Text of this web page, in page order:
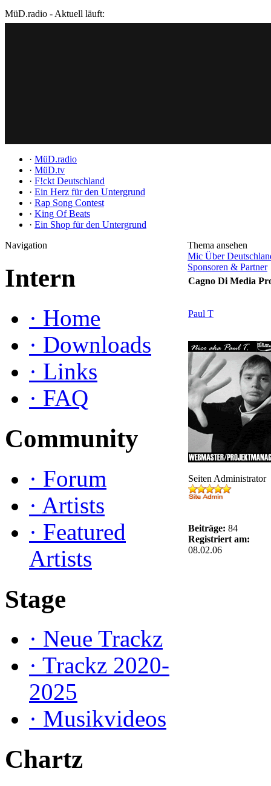
MüD.radio - Aktuell läuft:
· MüD.radio
· MüD.tv
· F!ckt Deutschland
· Ein Herz für den Untergrund
· Rap Song Contest
· King Of Beats
· Ein Shop für den Untergrund
Navigation
Intern
· Home
· Downloads
· Links
· FAQ
Community
· Forum
· Artists
· Featured
Artists
Stage
· Neue Trackz
· Trackz 2020-
2025
· Musikvideos
Chartz
Thema ansehen
Mic Über
Sponsoren & Partner
Cagno Di Media
Paul T
Seiten Administrator
Beiträge: 84
Registriert am:
08.02.06